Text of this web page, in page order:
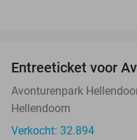
Entreeticket voor
Avonturenpark
Hellendoorn
Verkocht: 32.894